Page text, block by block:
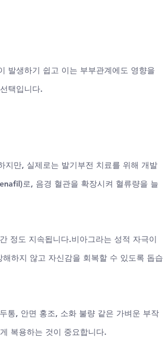
발생하기 쉽고 이는 부부관계에도 영향을
택입니다.
지만, 실제로는 발기부전 치료를 위해 개발
로, 음경 혈관을 확장시켜 혈류량을 늘
정도 지속됩니다.비아그라는 성적 자극이
하지 않고 자신감을 회복할 수 있도록 돕습
통, 안면 홍조, 소화 불량 같은 가벼운 부작
복용하는 것이 중요합니다.